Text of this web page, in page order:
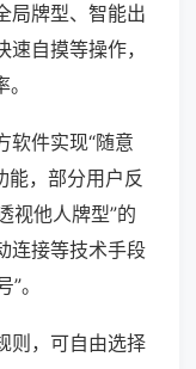
局牌型、智能出
自摸等操作，
软件实现“随意
能，部分用户反
视他人牌型”的
连接等技术手段
。
则，可自由选择